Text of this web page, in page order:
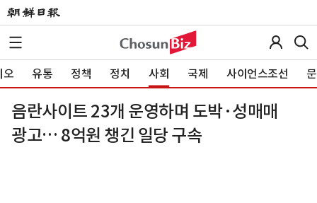
오 유통 정책 정치 사회 국제 사이언스조선
음란사이트 23개 운영하며 도박·성매매
광고… 8억원 챙긴 일당 구속